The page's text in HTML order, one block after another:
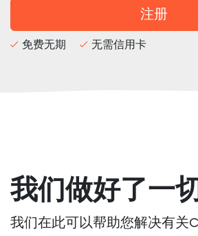
注册
免费无期 无需信用卡
我们做好了一切
我们在此可以帮助您解决有关